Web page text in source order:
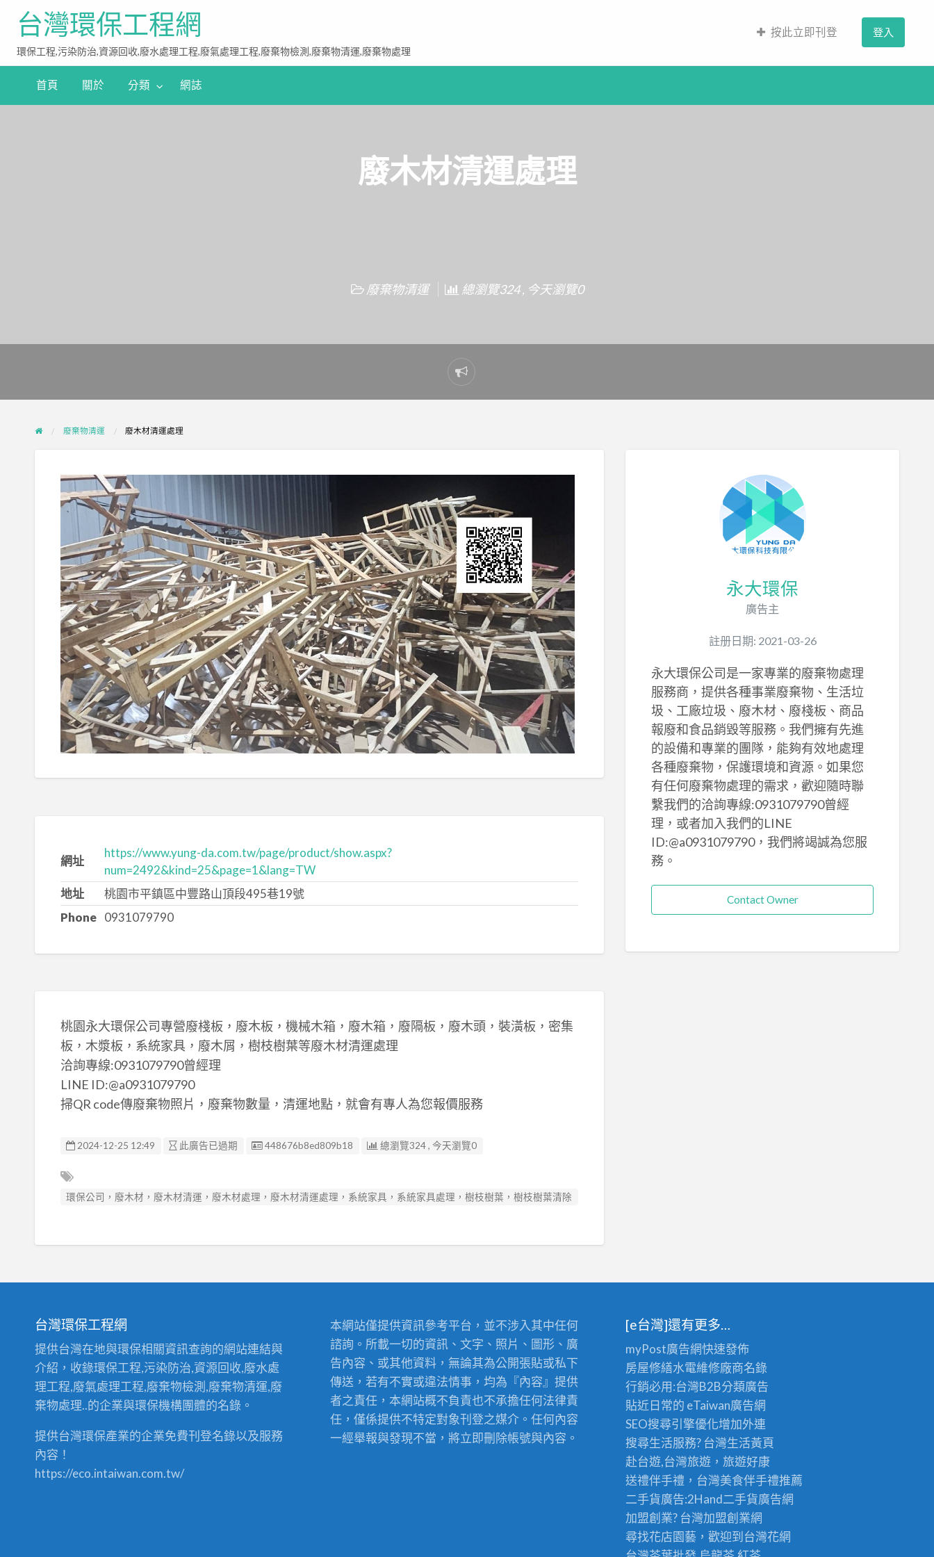
台灣環保工程網
環保工程,污染防治,資源回收,廢水處理工程,廢氣處理工程,廢棄物檢測,廢棄物清運,廢棄物處理
按此立即刊登 登入
首頁 關於 分類 網誌
廢木材清運處理
廢棄物清運 總瀏覽324 , 今天瀏覽0
Report
problem
廢棄物清運 廢木材清運處理
網址
https://www.yung-da.com.tw/page/product/show.aspx?
num=2492&kind=25&page=1&lang=TW
地址
桃園市平鎮區中豐路山頂段495巷19號
Phone 0931079790
桃園永大環保公司專營廢棧板，廢木板，機械木箱，廢木箱，廢隔板，廢木頭，裝潢板，密集
板，木漿板，系統家具，廢木屑，樹枝樹葉等廢木材清運處理
洽詢專線:0931079790曾經理
LINE ID:@a0931079790
掃QR code傳廢棄物照片，廢棄物數量，清運地點，就會有專人為您報價服務
2024-12-25 12:49 此廣告已過期 廣告编號
448676b8ed809b18 總瀏覽324 , 今天瀏覽0
環保公司，廢木材，廢木材清運，廢木材處理，廢木材清運處理，系統家具，系統家具處理，樹枝樹葉，樹枝樹葉清除
永大環保
廣告主
註册日期: 2021-03-26
永大環保公司是一家專業的廢棄物處理
服務商，提供各種事業廢棄物、生活垃
圾、工廠垃圾、廢木材、廢棧板、商品
報廢和食品銷毀等服務。我們擁有先進
的設備和專業的團隊，能夠有效地處理
各種廢棄物，保護環境和資源。如果您
有任何廢棄物處理的需求，歡迎隨時聯
繫我們的洽詢專線:0931079790曾經
理，或者加入我們的LINE
ID:@a0931079790，我們將竭誠為您服
務。
Contact Owner
台灣環保工程網
提供台灣在地與環保相關資訊查詢的網站連結與
介紹，收錄環保工程,污染防治,資源回收,廢水處
理工程,廢氣處理工程,廢棄物檢測,廢棄物清運,廢
棄物處理..的企業與環保機構團體的名錄。
提供台灣環保產業的企業免費刊登名錄以及服務
內容！
https://eco.intaiwan.com.tw/
本網站僅提供資訊參考平台，並不涉入其中任何
諮詢。所載一切的資訊、文字、照片、圖形、廣
告內容、或其他資料，無論其為公開張貼或私下
傳送，若有不實或違法情事，均為『內容』提供
者之責任，本網站概不負責也不承擔任何法律責
任，僅係提供不特定對象刊登之媒介。任何內容
一經舉報與發現不當，將立即刪除帳號與內容。
[e台灣]還有更多…
myPost廣告網快速發佈
房屋修繕水電維修廠商名錄
行銷必用:台灣B2B分類廣告
貼近日常的 eTaiwan廣告網
SEO搜尋引擎優化增加外連
搜尋生活服務? 台灣生活黃頁
赴台遊,台灣旅遊 ，旅遊好康
送禮伴手禮，台灣美食伴手禮推薦
二手貨廣告:2Hand二手貨廣告網
加盟創業? 台灣加盟創業網
尋找花店園藝，歡迎到 台灣花網